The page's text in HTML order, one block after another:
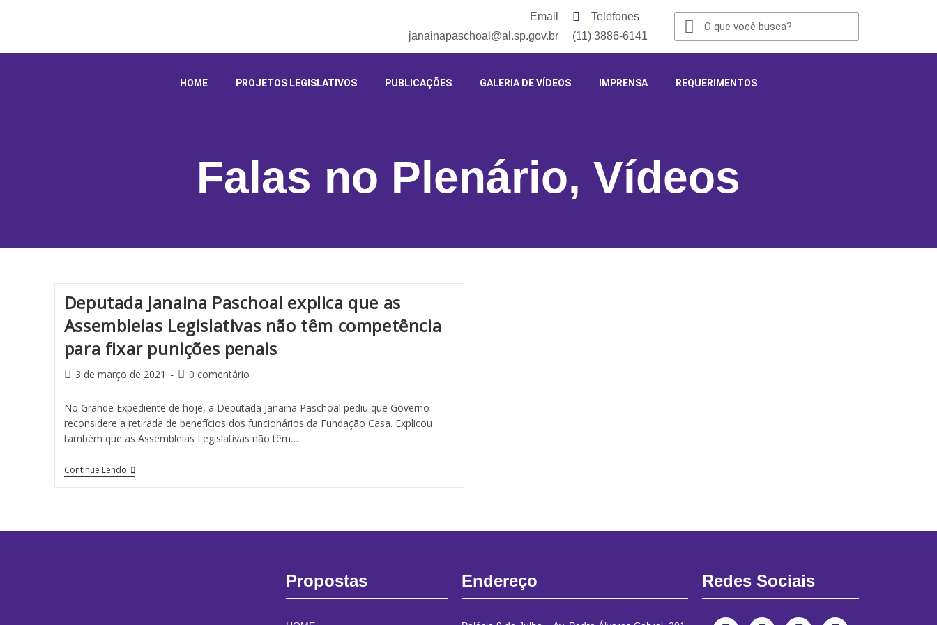
Email
janainapaschoal@al.sp.gov.br
Telefones
(11) 3886-6141
HOME PROJETOS LEGISLATIVOS PUBLICAÇÕES GALERIA DE VÍDEOS IMPRENSA REQUERIMENTOS
Falas no Plenário, Vídeos
Deputada Janaina Paschoal explica que as
Assembleias Legislativas não têm competência
para fixar punições penais
3 de março de 2021 0 comentário
No Grande Expediente de hoje, a Deputada Janaina Paschoal pediu que Governo
reconsidere a retirada de benefícios dos funcionários da Fundação Casa. Explicou
também que as Assembleias Legislativas não têm…
Continue Lendo
Propostas Endereço Redes Sociais